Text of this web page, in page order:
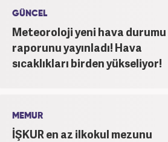
GÜNCEL
Meteoroloji yeni hava durumu
raporunu yayınladı! Hava
sıcaklıkları birden yükseliyor!
MEMUR
İŞKUR en az ilkokul mezunu